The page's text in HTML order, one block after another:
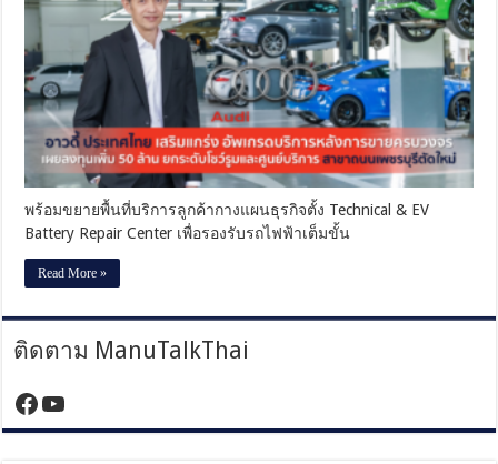
เสริม
แกร่ง
อัพเกรด
บริการ
หลัง
การ
ขาย
ครบ
วงจร
เผย
เพิ่ม
ระดับ
โชว์รูม
สาขา
พร้อมขยายพื้นที่บริการลูกค้ากางแผนธุรกิจตั้ง Technical & EV
Battery Repair Center เพื่อรองรับรถไฟฟ้าเต็มขั้น
Read More »
ติดตาม ManuTalkThai
https://www.facebook.com/
YouTube